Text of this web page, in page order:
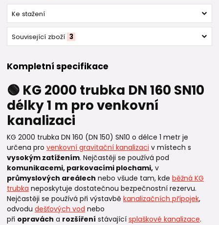
Ke stažení
Související zboží 3
Kompletní specifikace
🟢 KG 2000 trubka DN 160 SN10
délky 1 m pro venkovní
kanalizaci
KG 2000 trubka DN 160 (DN 150) SN10 o délce 1 metr je
určena pro venkovní gravitační kanalizaci v místech s
vysokým zatížením. Nejčastěji se používá pod
komunikacemi, parkovacími plochami, v
průmyslových areálech nebo všude tam, kde běžná KG
trubka neposkytuje dostatečnou bezpečnostní rezervu.
Nejčastěji se používá při výstavbě kanalizačních přípojek,
odvodu dešťových vod nebo
při opravách a rozšíření stávající splaškové kanalizace.